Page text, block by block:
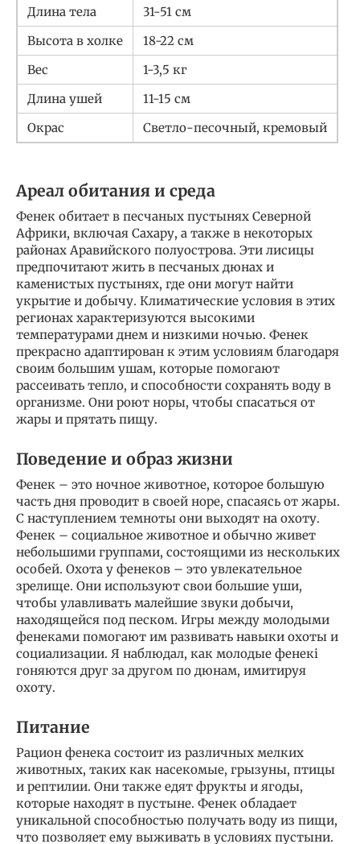
Длина тела
31-51 см
Высота в холке
18-22 см
Вес
1-3,5 кг
Длина ушей
11-15 см
Окрас
Светло-песочный, кремовый
Ареал обитания и среда
Фенек обитает в песчаных пустынях Северной
Африки, включая Сахару, а также в некоторых
районах Аравийского полуострова. Эти лисицы
предпочитают жить в песчаных дюнах и
каменистых пустынях, где они могут найти
укрытие и добычу. Климатические условия в этих
регионах характеризуются высокими
температурами днем и низкими ночью. Фенек
прекрасно адаптирован к этим условиям благодаря
своим большим ушам, которые помогают
рассеивать тепло, и способности сохранять воду в
организме. Они роют норы, чтобы спасаться от
жары и прятать пищу.
Поведение и образ жизни
Фенек – это ночное животное, которое большую
часть дня проводит в своей норе, спасаясь от жары.
С наступлением темноты они выходят на охоту.
Фенек – социальное животное и обычно живет
небольшими группами, состоящими из нескольких
особей. Охота у фенеков – это увлекательное
зрелище. Они используют свои большие уши,
чтобы улавливать малейшие звуки добычи,
находящейся под песком. Игры между молодыми
фенеками помогают им развивать навыки охоты и
социализации. Я наблюдал, как молодые фенекi
гоняются друг за другом по дюнам, имитируя
охоту.
Питание
Рацион фенека состоит из различных мелких
животных, таких как насекомые, грызуны, птицы
и рептилии. Они также едят фрукты и ягоды,
которые находят в пустыне. Фенек обладает
уникальной способностью получать воду из пищи,
что позволяет ему выживать в условиях пустыни.